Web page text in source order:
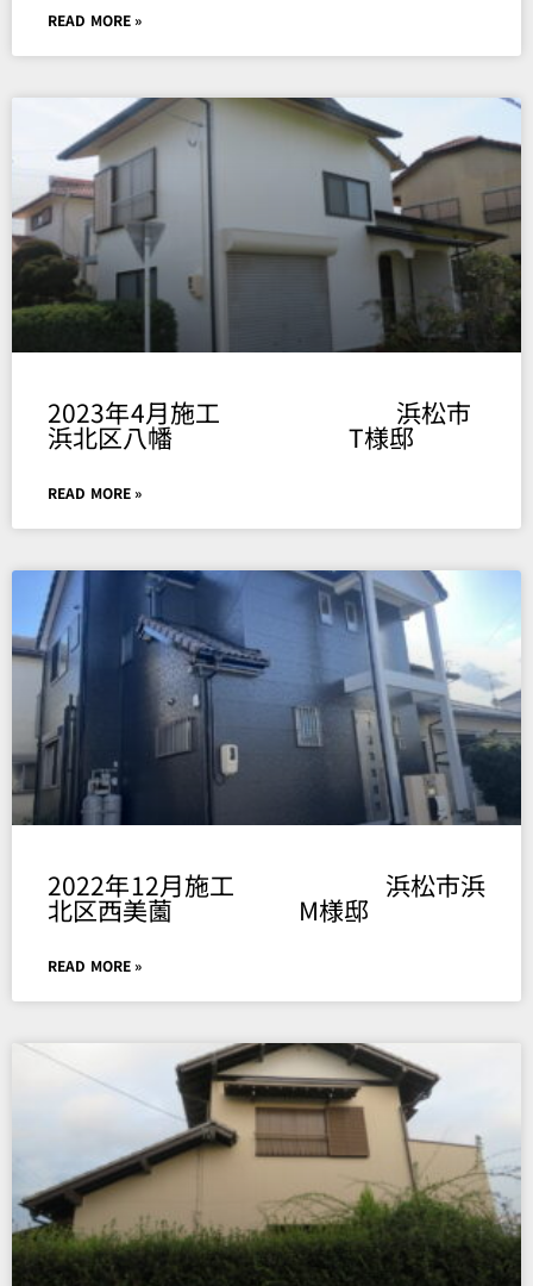
READ MORE »
2023年4月施工 浜松市
浜北区八幡 T様邸
READ MORE »
2022年12月施工 浜松市浜
北区西美薗 M様邸
READ MORE »